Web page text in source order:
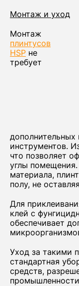
Монтаж и уход
Монтаж
плинтусов
HSP не
требует
инструментов.
что позволяет
углы помещения.
материала,
полу, не
Для
клей с
обеспечивает
Уход за такими
стандартная
средств,